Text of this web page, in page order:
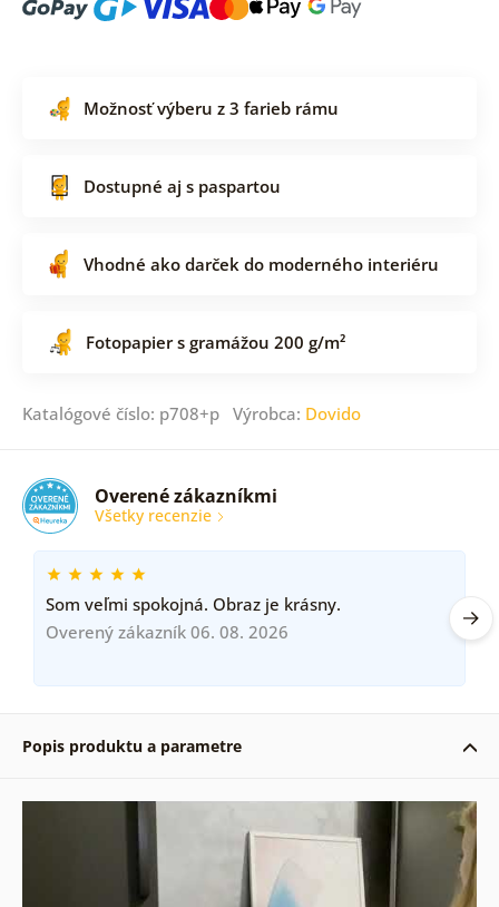
Možnosť výberu z 3 farieb rámu
Dostupné aj s paspartou
Vhodné ako darček do moderného interiéru
Fotopapier s gramážou 200 g/m²
Katalógové číslo: p708+p Výrobca: Dovido
Overené zákazníkmi
Všetky recenzie
Som veľmi spokojná. Obraz je krásny.
Overený zákazník 06. 08. 2026
Popis produktu a parametre